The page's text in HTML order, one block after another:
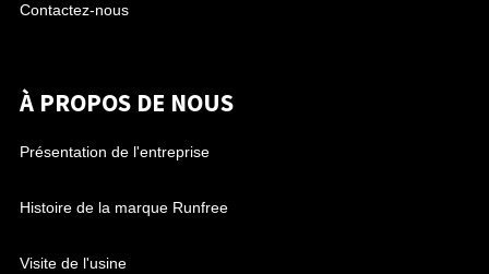
Contactez-nous
À PROPOS DE NOUS
Présentation de l'entreprise
Histoire de la marque Runfree
Visite de l'usine